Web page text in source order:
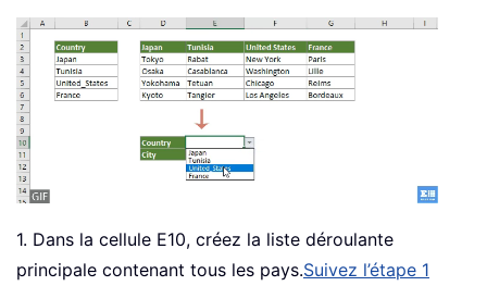
1. Dans la cellule E10, créez la liste déroulante
principale contenant tous les pays.Suivez l’étape 1